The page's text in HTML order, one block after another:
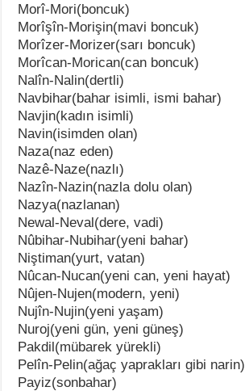
Morî-Mori(boncuk)
Morîşîn-Morişin(mavi boncuk)
Morîzer-Morizer(sarı boncuk)
Morîcan-Morican(can boncuk)
Nalîn-Nalin(dertli)
Navbihar(bahar isimli, ismi bahar)
Navjin(kadın isimli)
Navin(isimden olan)
Naza(naz eden)
Nazê-Naze(nazlı)
Nazîn-Nazin(nazla dolu olan)
Nazya(nazlanan)
Newal-Neval(dere, vadi)
Nûbihar-Nubihar(yeni bahar)
Niştiman(yurt, vatan)
Nûcan-Nucan(yeni can, yeni hayat)
Nûjen-Nujen(modern, yeni)
Nujîn-Nujin(yeni yaşam)
Nuroj(yeni gün, yeni güneş)
Pakdil(mübarek yürekli)
Pelîn-Pelin(ağaç yaprakları gibi narin)
Payiz(sonbahar)